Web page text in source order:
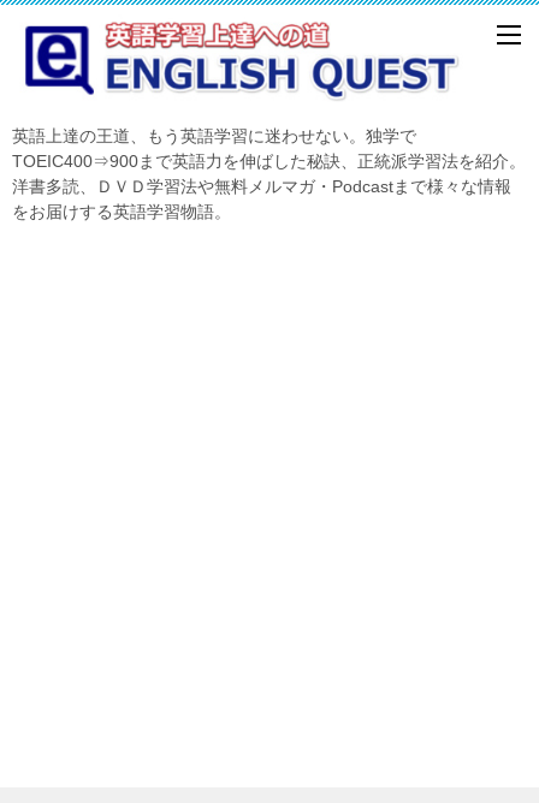
英語上達の王道、もう英語学習に迷わせない。独学で
TOEIC400⇒900まで英語力を伸ばした秘訣、正統派学習法を紹介。
洋書多読、ＤＶＤ学習法や無料メルマガ・Podcastまで様々な情報
をお届けする英語学習物語。